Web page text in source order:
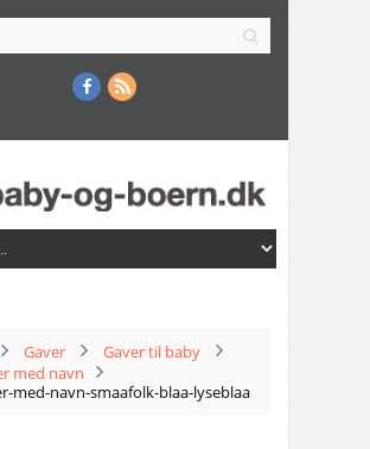
Gaver
Gaver til baby
med navn
med-navn-smaafolk-blaa-lyseblaa